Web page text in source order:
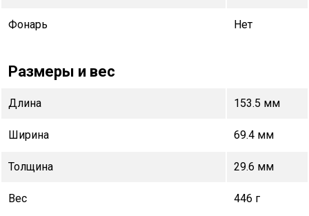
Фонарь Нет
Размеры и вес
Длина 153.5 мм
Ширина 69.4 мм
Толщина 29.6 мм
Вес 446 г